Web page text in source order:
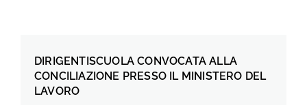
DIRIGENTISCUOLA CONVOCATA ALLA
CONCILIAZIONE PRESSO IL MINISTERO DEL
LAVORO